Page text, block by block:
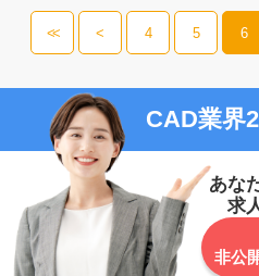
<< < 4 5 6
CAD業界
あな
求
非公